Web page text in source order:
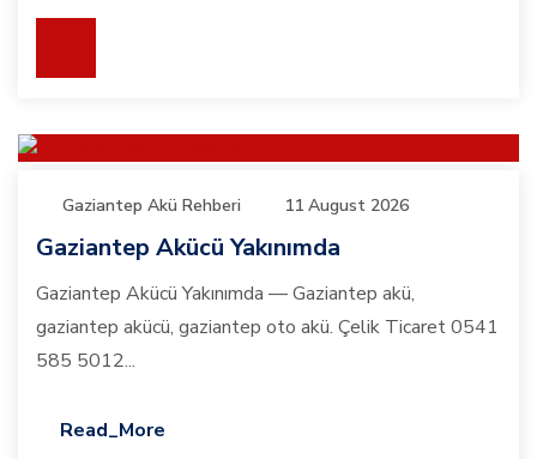
Gaziantep Akü Rehberi 11 August 2026
Gaziantep Akücü Yakınımda
Gaziantep Akücü Yakınımda — Gaziantep akü,
gaziantep akücü, gaziantep oto akü. Çelik Ticaret 0541
585 5012...
Read_More